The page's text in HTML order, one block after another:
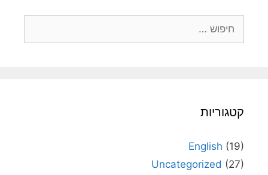
קטגוריות
English (19)
Uncategorized (27)